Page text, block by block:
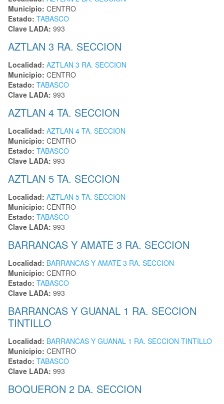
Municipio: CENTRO
Estado: TABASCO
Clave LADA: 993
AZTLAN 3 RA. SECCION
Localidad: AZTLAN 3 RA. SECCION
Municipio: CENTRO
Estado: TABASCO
Clave LADA: 993
AZTLAN 4 TA. SECCION
Localidad: AZTLAN 4 TA. SECCION
Municipio: CENTRO
Estado: TABASCO
Clave LADA: 993
AZTLAN 5 TA. SECCION
Localidad: AZTLAN 5 TA. SECCION
Municipio: CENTRO
Estado: TABASCO
Clave LADA: 993
BARRANCAS Y AMATE 3 RA. SECCION
Localidad: BARRANCAS Y AMATE 3 RA. SECCION
Municipio: CENTRO
Estado: TABASCO
Clave LADA: 993
BARRANCAS Y GUANAL 1 RA. SECCION
TINTILLO
Localidad: BARRANCAS Y GUANAL 1 RA. SECCION TINTILLO
Municipio: CENTRO
Estado: TABASCO
Clave LADA: 993
BOQUERON 2 DA. SECCION